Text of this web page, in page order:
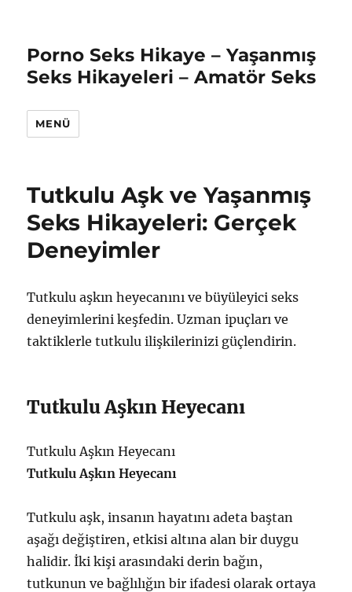
Porno Seks Hikaye – Yaşanmış
Seks Hikayeleri – Amatör Seks
MENÜ
Tutkulu Aşk ve Yaşanmış
Seks Hikayeleri: Gerçek
Deneyimler
Tutkulu aşkın heyecanını ve büyüleyici seks
deneyimlerini keşfedin. Uzman ipuçları ve
taktiklerle tutkulu ilişkilerinizi güçlendirin.
Tutkulu Aşkın Heyecanı
Tutkulu Aşkın Heyecanı
Tutkulu Aşkın Heyecanı
Tutkulu aşk, insanın hayatını adeta baştan
aşağı değiştiren, etkisi altına alan bir duygu
halidir. İki kişi arasındaki derin bağın,
tutkunun ve bağlılığın bir ifadesi olarak ortaya